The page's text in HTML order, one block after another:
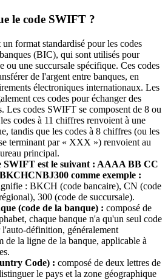
le code SWIFT ?
format standardisé pour les codes
(BIC), qui sont utilisés pour
ou une succursale spécifique. Ces codes
de l'argent entre banques, en
électroniques internationaux. Les
ces codes pour échanger des
Les codes SWIFT se composent de 8 ou
codes à 11 chiffres renvoient à une
tandis que les codes à 8 chiffres (ou les
terminant par « XXX ») renvoient au
principal.
SWIFT est le suivant : AAAA BB CC
comme exemple :
: BKCH (code bancaire), CN (code
300 (code de succursale).
(code de la banque) : composé de
chaque banque n'a qu'un seul code
l'auto-définition, généralement
de la ligne de la banque, applicable à
Code) : composé de deux lettres de
le pays et la zone géographique